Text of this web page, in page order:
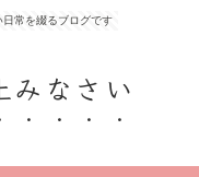
常を綴るブログです
みなさい